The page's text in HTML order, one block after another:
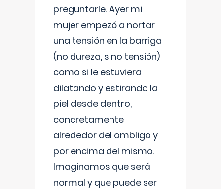
preguntarle. Ayer mi
mujer empezó a nortar
una tensión en la barriga
(no dureza, sino tensión)
como si le estuviera
dilatando y estirando la
piel desde dentro,
concretamente
alrededor del ombligo y
por encima del mismo.
Imaginamos que será
normal y que puede ser